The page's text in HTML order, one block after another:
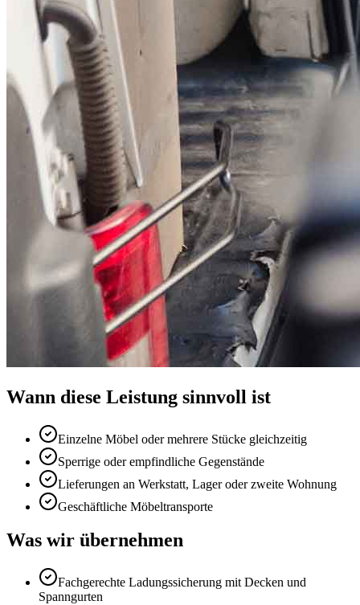
Wann diese Leistung sinnvoll ist
Einzelne Möbel oder mehrere Stücke gleichzeitig
Sperrige oder empfindliche Gegenstände
Lieferungen an Werkstatt, Lager oder zweite Wohnung
Geschäftliche Möbeltransporte
Was wir übernehmen
Fachgerechte Ladungssicherung mit Decken und
Spanngurten